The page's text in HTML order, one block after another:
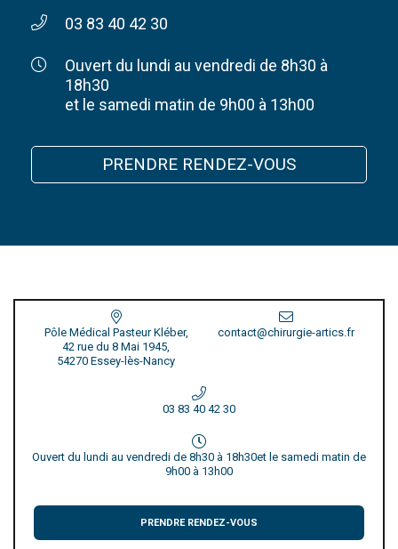
03 83 40 42 30
Ouvert du lundi au vendredi de 8h30 à
18h30
et le samedi matin de 9h00 à 13h00
PRENDRE RENDEZ-VOUS
Pôle Médical Pasteur Kléber,
42 rue du 8 Mai 1945,
54270 Essey-lès-Nancy
contact@chirurgie-artics.fr
03 83 40 42 30
Ouvert du lundi au vendredi de 8h30 à 18h30et le samedi matin de
9h00 à 13h00
PRENDRE RENDEZ-VOUS